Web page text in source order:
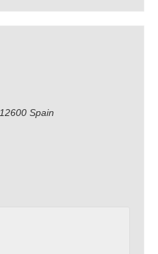
12600 Spain